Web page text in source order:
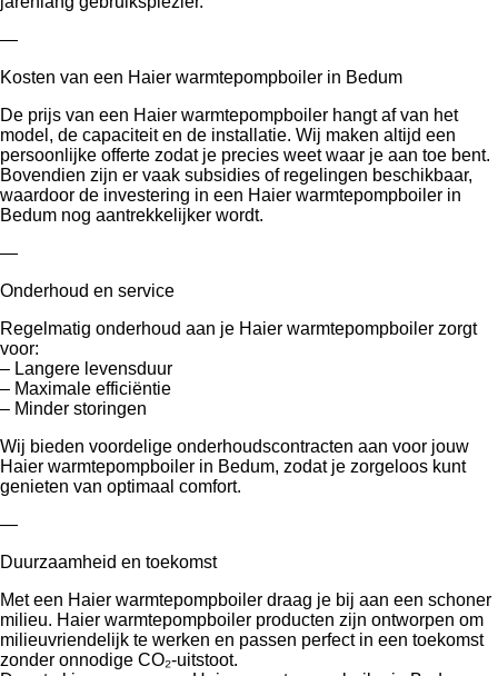
—
Kosten van een Haier warmtepompboiler in Bedum
De prijs van een Haier warmtepompboiler hangt af van het
model, de capaciteit en de installatie. Wij maken altijd een
persoonlijke offerte zodat je precies weet waar je aan toe bent.
Bovendien zijn er vaak subsidies of regelingen beschikbaar,
waardoor de investering in een Haier warmtepompboiler in
Bedum nog aantrekkelijker wordt.
—
Onderhoud en service
Regelmatig onderhoud aan je Haier warmtepompboiler zorgt
voor:
– Langere levensduur
– Maximale efficiëntie
– Minder storingen
Wij bieden voordelige onderhoudscontracten aan voor jouw
Haier warmtepompboiler in Bedum, zodat je zorgeloos kunt
genieten van optimaal comfort.
—
Duurzaamheid en toekomst
Met een Haier warmtepompboiler draag je bij aan een schoner
milieu. Haier warmtepompboiler producten zijn ontworpen om
milieuvriendelijk te werken en passen perfect in een toekomst
zonder onnodige CO₂-uitstoot.